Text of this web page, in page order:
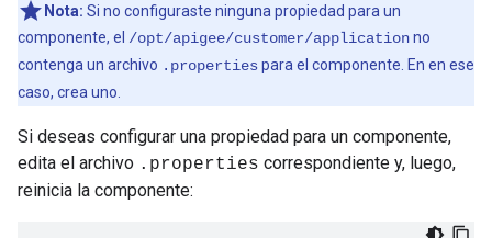
Nota: Si no configuraste ninguna propiedad para un
componente, el /opt/apigee/customer/applicationno
contenga un archivo .propertiespara el componente. En en ese
caso, crea uno.
Si deseas configurar una propiedad para un componente,
edita el archivo .properties correspondiente y, luego,
reinicia la componente: